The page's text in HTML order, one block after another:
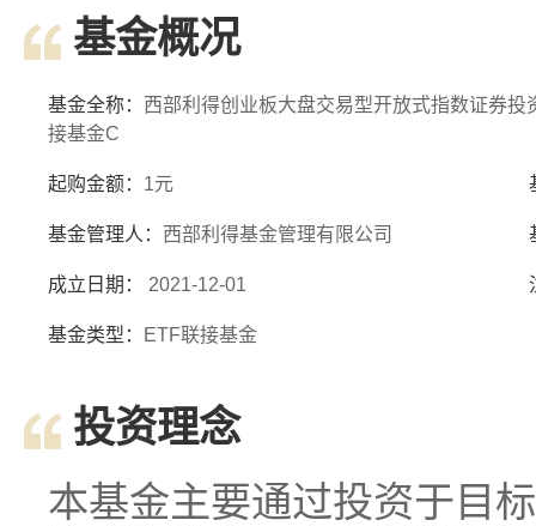
基金概况
基金全称： 西部利得创业板大盘交易型开放式指数证券投
接基金C
起购金额： 1元
基金管理人： 西部利得基金管理有限公司
成立日期： 2021-12-01
基金类型： ETF联接基金
投资理念
本基金主要通过投资于目